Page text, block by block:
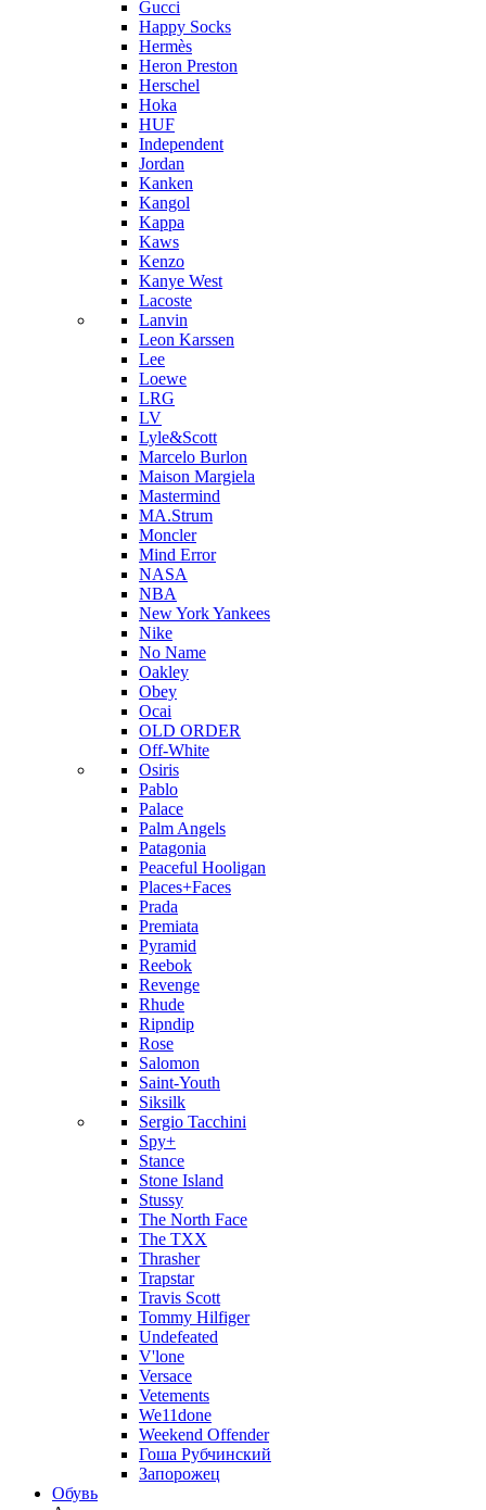
Gucci
Happy Socks
Hermès
Heron Preston
Hersсhel
Hoka
HUF
Independent
Jordan
Kanken
Kangol
Kappa
Kaws
Kenzo
Kanye West
Lacoste
Lanvin
Leon Karssen
Lee
Loewe
LRG
LV
Lyle&Scott
Marcelo Burlon
Maison Margiela
Mastermind
MA.Strum
Moncler
Mind Error
NASA
NBA
New York Yankees
Nike
No Name
Oakley
Obey
Ocai
OLD ORDER
Off-White
Osiris
Pablo
Palace
Palm Angels
Patagonia
Peaceful Hooligan
Places+Faces
Prada
Premiata
Pyramid
Reebok
Revenge
Rhude
Ripndip
Rose
Salomon
Saint-Youth
Siksilk
Sergio Tacchini
Spy+
Stance
Stone Island
Stussy
The North Face
The TXX
Thrasher
Trapstar
Travis Scott
Tommy Hilfiger
Undefeated
V'lone
Versace
Vetements
We11done
Weekend Offender
Гоша Рубчинский
Запорожец
Обувь